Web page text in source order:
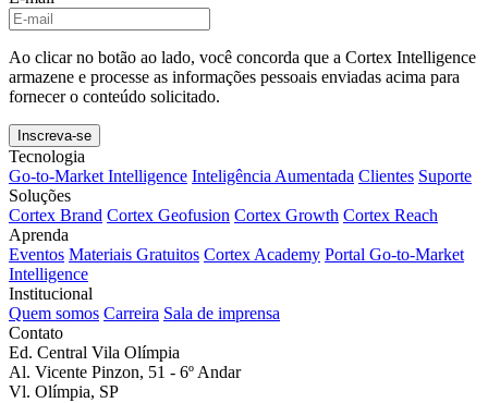
Ao clicar no botão ao lado, você concorda que a Cortex Intelligence
armazene e processe as informações pessoais enviadas acima para
fornecer o conteúdo solicitado.
Tecnologia
Go-to-Market Intelligence Inteligência Aumentada Clientes Suporte
Soluções
Cortex Brand Cortex Geofusion Cortex Growth Cortex Reach
Aprenda
Eventos Materiais Gratuitos Cortex Academy Portal Go-to-Market
Intelligence
Institucional
Quem somos Carreira Sala de imprensa
Contato
Ed. Central Vila Olímpia
Al. Vicente Pinzon, 51 - 6º Andar
Vl. Olímpia, SP